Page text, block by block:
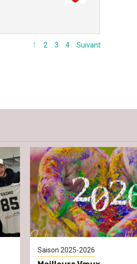
1 2 3 4 Suivant
Saison 2025-2026